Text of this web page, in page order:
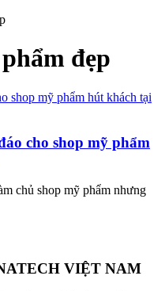
đẹp
cho shop mỹ phẩm
chủ shop mỹ phẩm nhưng
VIỆT NAM